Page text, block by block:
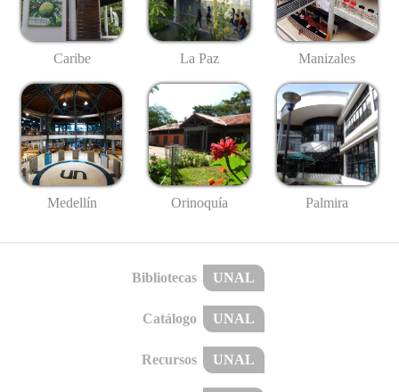
Caribe La Paz Manizales
Medellín Orinoquía Palmira
Bibliotecas UNAL
Catálogo UNAL
Recursos UNAL